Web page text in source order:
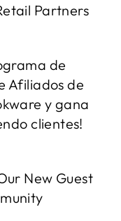
Partners
de
Afiliados de
y gana
clientes!
New Guest